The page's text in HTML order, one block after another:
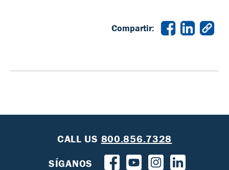
Compartir:
CALL US 800.856.7328
SÍGANOS